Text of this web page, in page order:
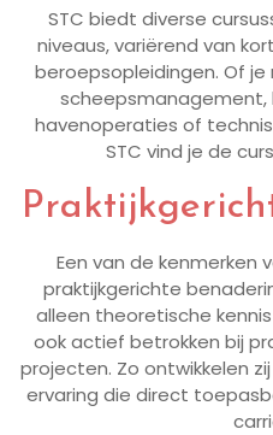
STC biedt diverse
niveaus, variërend van
beroepsopleidingen. Of
havenoperaties of
STC vind je de
Een van de kenmerken
praktijkgerichte
alleen theoretische
ook actief betrokken bij
projecten. Zo ontwikkelen
ervaring die direct